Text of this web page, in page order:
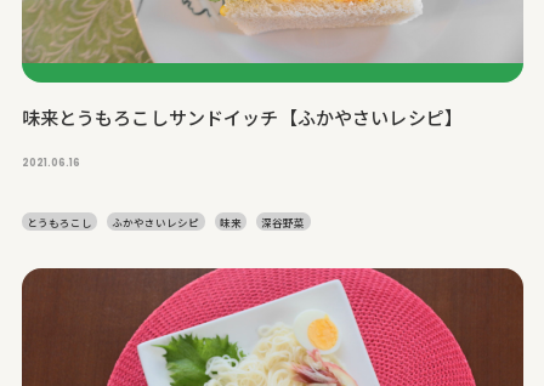
味来とうもろこしサンドイッチ【ふかやさいレシピ】
2021.06.16
とうもろこし ふかやさいレシピ 味来 深谷野菜